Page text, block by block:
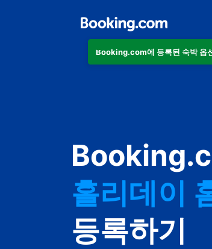
Booking.com에 등록된 숙박 옵
호텔
홀리데이
게스트하우
등록하기